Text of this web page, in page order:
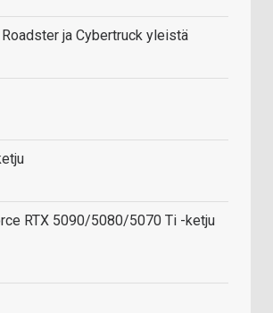
Roadster ja Cybertruck yleistä
RTX 5090/5080/5070 Ti -ketju